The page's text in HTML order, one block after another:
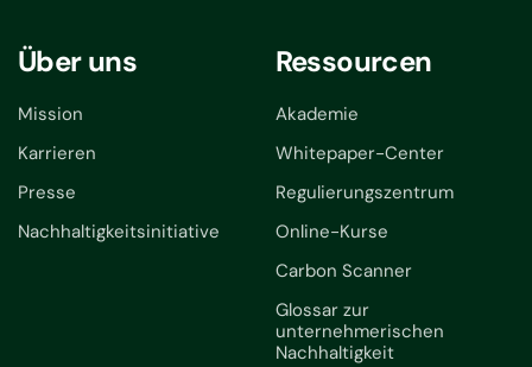
Über uns
Mission
Karrieren
Presse
Nachhaltigkeitsinitiative
Ressourcen
Akademie
Whitepaper-Center
Regulierungszentrum
Online-Kurse
Carbon Scanner
Glossar zur
unternehmerischen
Nachhaltigkeit